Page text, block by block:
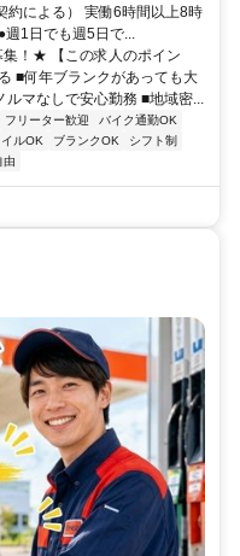
約による） 実働6時間以上8時
1日でも週5日で...
！★ 【この求人のポイン
■何年ブランクがあっても大
マなしで安心勤務 ■地域密...
フリーター歓迎
バイク通勤OK
ルOK ブランクOK
シフト制
由